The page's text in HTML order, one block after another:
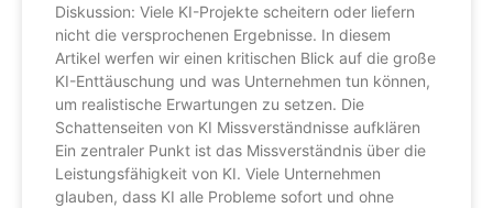
Diskussion: Viele KI-Projekte scheitern oder liefern
nicht die versprochenen Ergebnisse. In diesem
Artikel werfen wir einen kritischen Blick auf die große
KI-Enttäuschung und was Unternehmen tun können,
um realistische Erwartungen zu setzen. Die
Schattenseiten von KI Missverständnisse aufklären
Ein zentraler Punkt ist das Missverständnis über die
Leistungsfähigkeit von KI. Viele Unternehmen
glauben, dass KI alle Probleme sofort und ohne